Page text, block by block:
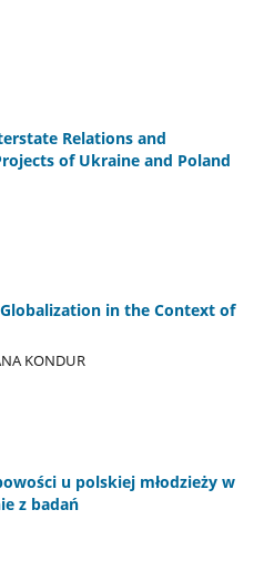
Relations and
of Ukraine and Poland
in the Context of
KONDUR
u polskiej młodzieży w
z badań